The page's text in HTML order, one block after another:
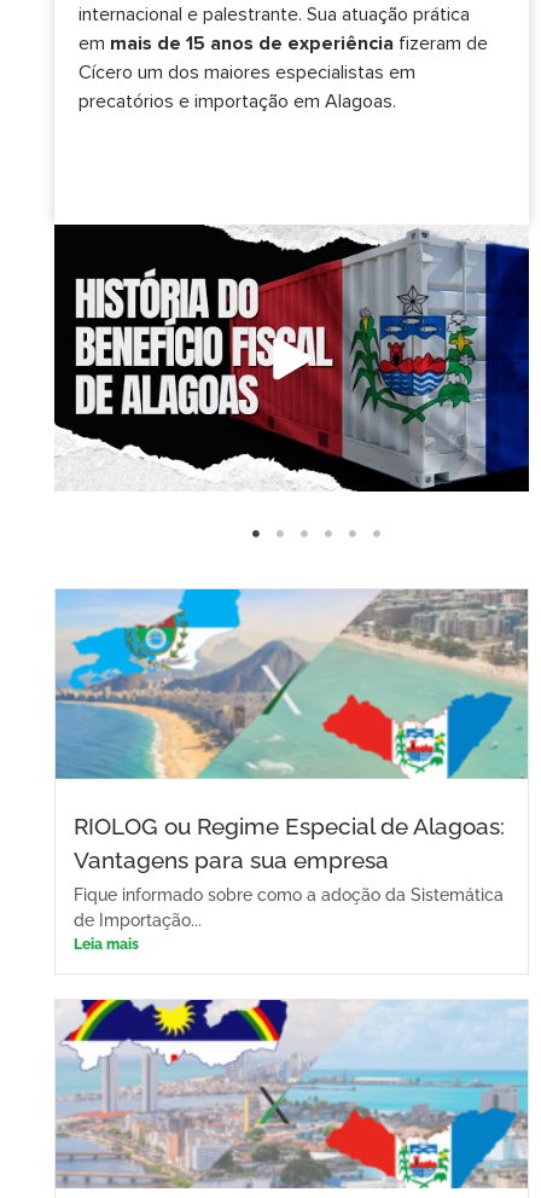
internacional e palestrante. Sua atuação prática
em mais de 15 anos de experiência fizeram de
Cícero um dos maiores especialistas em
precatórios e importação em Alagoas.
RIOLOG ou Regime Especial de Alagoas:
Vantagens para sua empresa
Fique informado sobre como a adoção da Sistemática
de Importação...
Leia mais